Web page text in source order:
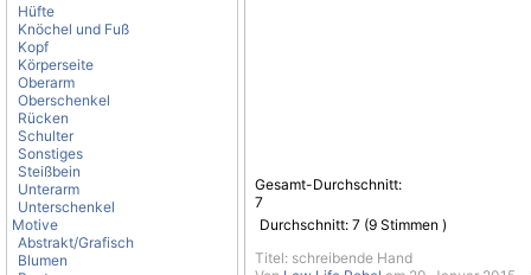
Hüfte
Knöchel und Fuß
Kopf
Körperseite
Oberarm
Oberschenkel
Rücken
Schulter
Sonstiges
Steißbein
Unterarm
Unterschenkel
Motive
Abstrakt/Grafisch
Blumen
Gesamt-Durchschnitt:
7
Durchschnitt: 7 (9 Stimmen )
Titel: schreibende Hand